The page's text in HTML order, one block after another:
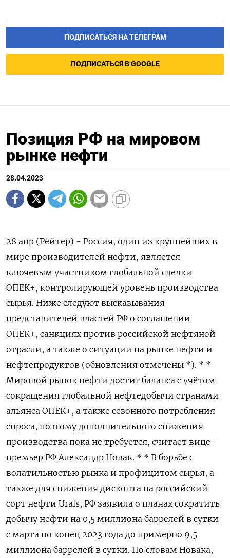
ПОДПИСАТЬСЯ НА ТЕЛЕГРАМ
ПОДПИСАТЬСЯ В GOOGLE
Позиция РФ на мировом
рынке нефти
28.04.2023
28 апр (Рейтер) - Россия, один из крупнейших в
мире производителей нефти, является
ключевым участником глобальной сделки
ОПЕК+, контролирующей уровень производства
сырья. Ниже следуют высказывания
представителей властей РФ о соглашении
ОПЕК+, санкциях против российской нефтяной
отрасли, а также о ситуации на рынке нефти и
нефтепродуктов (обновления отмечены *). * *
Мировой рынок нефти достиг баланса с учётом
сокращения глобальной нефтедобычи странами
альянса ОПЕК+, а также сезонного потребления
спроса, поэтому дополнительного снижения
производства пока не требуется, считает вице-
премьер РФ Александр Новак. * * В борьбе с
волатильностью рынка и профицитом сырья, а
также для снижения дисконта на российский
сорт нефти Urals, РФ заявила о планах сократить
добычу нефти на 0,5 миллиона баррелей в сутки
с марта по конец 2023 года до примерно 9,5
миллиона баррелей в сутки. По словам Новака,